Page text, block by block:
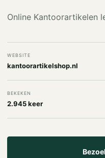
Online Kantoorartikelen
WEBSITE
kantoorartikelshop.nl
BEKEKEN
2.945 keer